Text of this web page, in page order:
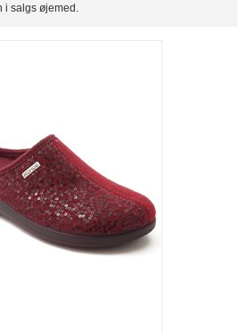
i salgs øjemed.